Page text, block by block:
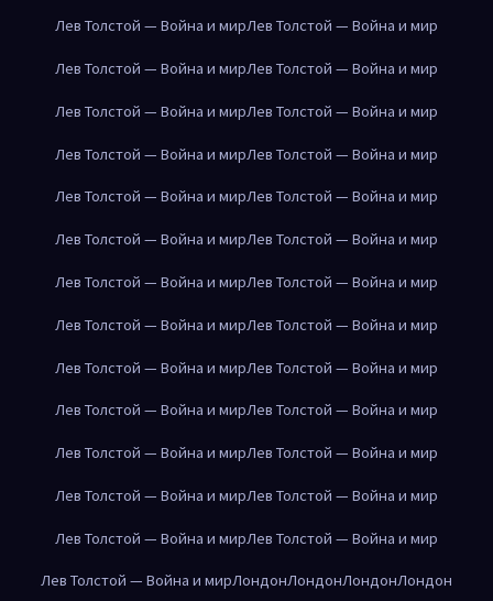
Лев Толстой — Война и мирЛев Толстой — Война и мир
Лев Толстой — Война и мирЛев Толстой — Война и мир
Лев Толстой — Война и мирЛев Толстой — Война и мир
Лев Толстой — Война и мирЛев Толстой — Война и мир
Лев Толстой — Война и мирЛев Толстой — Война и мир
Лев Толстой — Война и мирЛев Толстой — Война и мир
Лев Толстой — Война и мирЛев Толстой — Война и мир
Лев Толстой — Война и мирЛев Толстой — Война и мир
Лев Толстой — Война и мирЛев Толстой — Война и мир
Лев Толстой — Война и мирЛев Толстой — Война и мир
Лев Толстой — Война и мирЛев Толстой — Война и мир
Лев Толстой — Война и мирЛев Толстой — Война и мир
Лев Толстой — Война и мирЛев Толстой — Война и мир
Лев Толстой — Война и мирЛондонЛондонЛондонЛондон